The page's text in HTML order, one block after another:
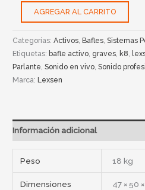
AGREGAR AL CARRITO
Categorías:Activos,Bafles,Sistemas
Etiquetas: bafle activo, graves, k8,
Parlante,Sonido en vivo,Sonido
Marca:Lexsen
Información adicional
Peso 18 kg
Dimensiones 47 × 50